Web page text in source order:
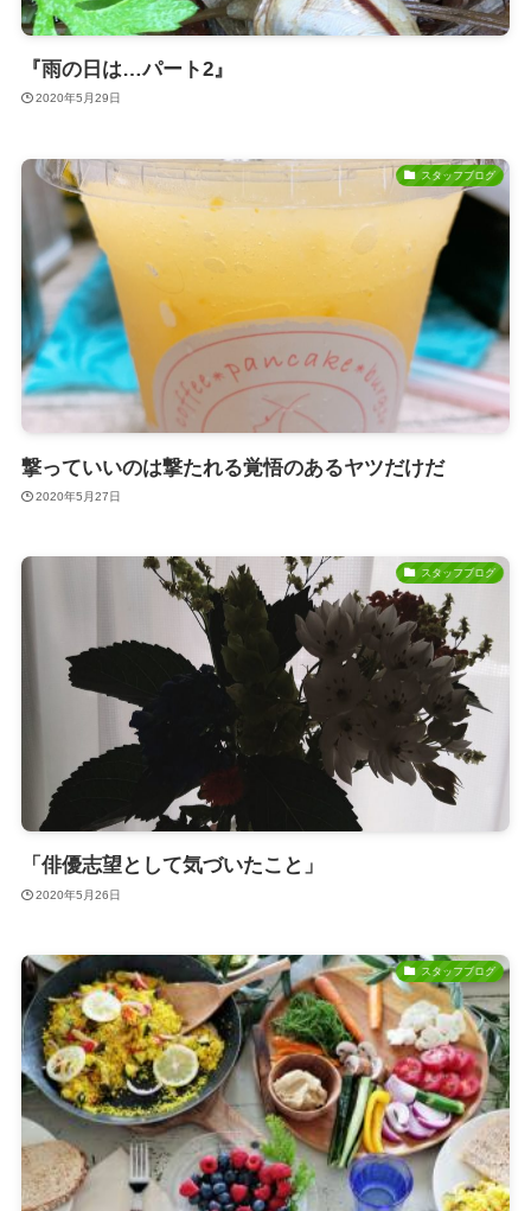
『雨の日は…パート2』
2020年5月29日
スタッフブログ
撃っていいのは撃たれる覚悟のあるヤツだけだ
2020年5月27日
スタッフブログ
「俳優志望として気づいたこと」
2020年5月26日
スタッフブログ